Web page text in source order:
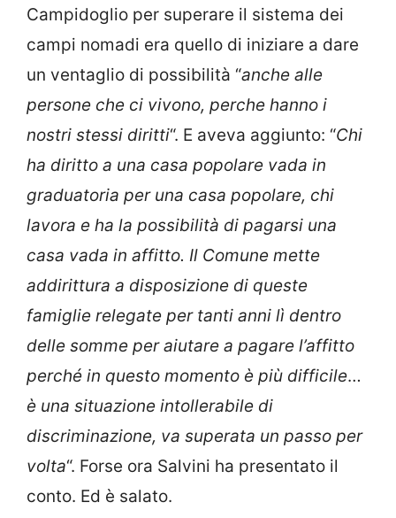
Campidoglio per superare il sistema dei
campi nomadi era quello di iniziare a dare
un ventaglio di possibilità “anche alle
persone che ci vivono, perche hanno i
nostri stessi diritti“. E aveva aggiunto: “Chi
ha diritto a una casa popolare vada in
graduatoria per una casa popolare, chi
lavora e ha la possibilità di pagarsi una
casa vada in affitto. Il Comune mette
addirittura a disposizione di queste
famiglie relegate per tanti anni lì dentro
delle somme per aiutare a pagare l’affitto
perché in questo momento è più difficile…
è una situazione intollerabile di
discriminazione, va superata un passo per
volta“. Forse ora Salvini ha presentato il
conto. Ed è salato.